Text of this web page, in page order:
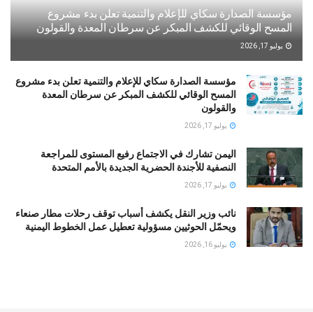
مؤسسة الصدارة سكاي للإعلام والتنمية تعلن بدء مشروع
المسح الوقائي للكشف المبكر عن سرطان المعدة والقولون
يوليو 17, 2026
مؤسسة الصدارة سكاي للإعلام والتنمية تعلن بدء مشروع
المسح الوقائي للكشف المبكر عن سرطان المعدة
والقولون
يوليو 17, 2026
اليمن تشارك في الاجتماع رفيع المستوى للمراجعة
النصفية للأجندة الحضرية الجديدة بالأمم المتحدة
يوليو 17, 2026
نائب وزير النقل يكشف أسباب توقف رحلات مطار صنعاء
ويحمّل الحوثيين مسؤولية تعطيل عمل الخطوط اليمنية
يوليو 16, 2026